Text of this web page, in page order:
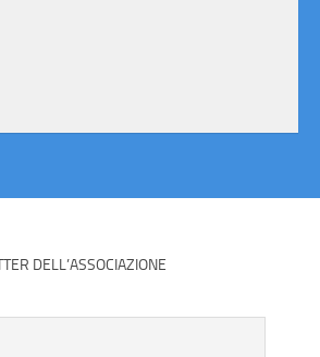
DELL’ASSOCIAZIONE